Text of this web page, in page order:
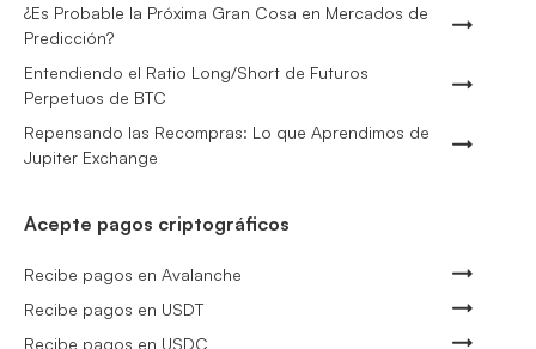
¿Es Probable la Próxima Gran Cosa en Mercados de
Predicción?
Entendiendo el Ratio Long/Short de Futuros
Perpetuos de BTC
Repensando las Recompras: Lo que Aprendimos de
Jupiter Exchange
Acepte pagos criptográficos
Recibe pagos en Avalanche
Recibe pagos en USDT
Recibe pagos en USDC